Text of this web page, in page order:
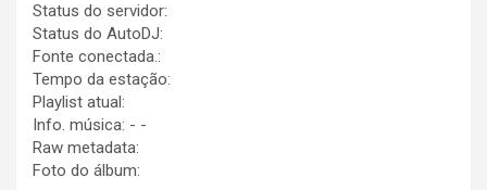
Status do servidor:
Status do AutoDJ:
Fonte conectada.:
Tempo da estação:
Playlist atual:
Info. música: - -
Raw metadata:
Foto do álbum: